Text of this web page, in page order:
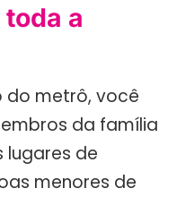
a
do metrô, você
da família
lugares de
menores de